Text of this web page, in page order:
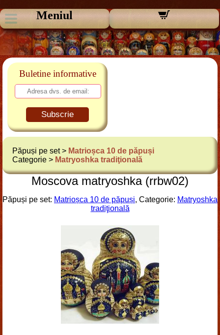
Meniul
Buletine informative
Subscrie
Păpuși pe set > Matrioșca 10 de păpuși
Categorie > Matryoshka tradiţională
Moscova matryoshka (rrbw02)
Păpuși pe set: Matrioșca 10 de păpuși, Categorie: Matryoshka
tradiţională